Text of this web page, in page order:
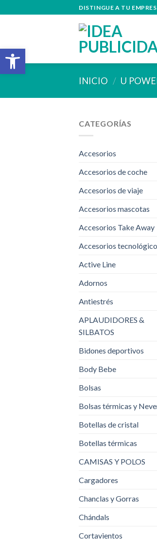
to
DISTINGUE A TU
INICIO / U
CATEGORÍAS
Accesorios
Accesorios de coche
Accesorios de viaje
Accesorios mascotas
Accesorios Take Away
Accesorios
Active Line
Adornos
Antiestrés
APLAUDIDORES &
SILBATOS
Bidones deportivos
Body Bebe
Bolsas
Bolsas térmicas y
Botellas de cristal
Botellas térmicas
CAMISAS Y POLOS
Cargadores
Chanclas y Gorras
Chándals
Cortavientos
Abrir barra de herramientas